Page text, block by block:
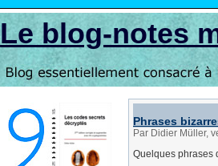
Le blog-notes
Phrases
Par Didier Müller,
Quelques phrases